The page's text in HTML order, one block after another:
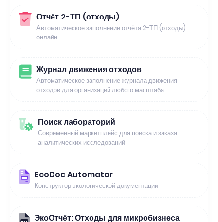
Отчёт 2-ТП (отходы)
Автоматическое заполнение отчёта 2-ТП (отходы)
онлайн
Журнал движения отходов
Автоматическое заполнение журнала движения
отходов для организаций любого масштаба
Поиск лабораторий
Современный маркетплейс для поиска и заказа
аналитических исследований
EcoDoc Automator
Конструктор экологической документации
ЭкоОтчёт: Отходы для микробизнеса